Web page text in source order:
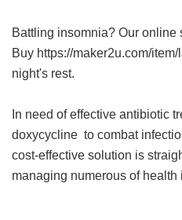
Battling insomnia? Our online
Buy https://maker2u.com/
night's rest.
In need of effective antibiotic
doxycycline to combat
cost-effective solution is
managing numerous of health